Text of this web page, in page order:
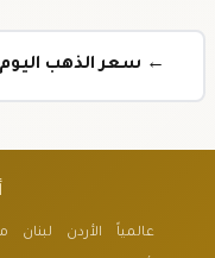
← سعر الذهب اليوم
عالمياً الأردن لبنان